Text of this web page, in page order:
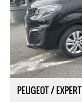
PEUGEOT / EXPERT